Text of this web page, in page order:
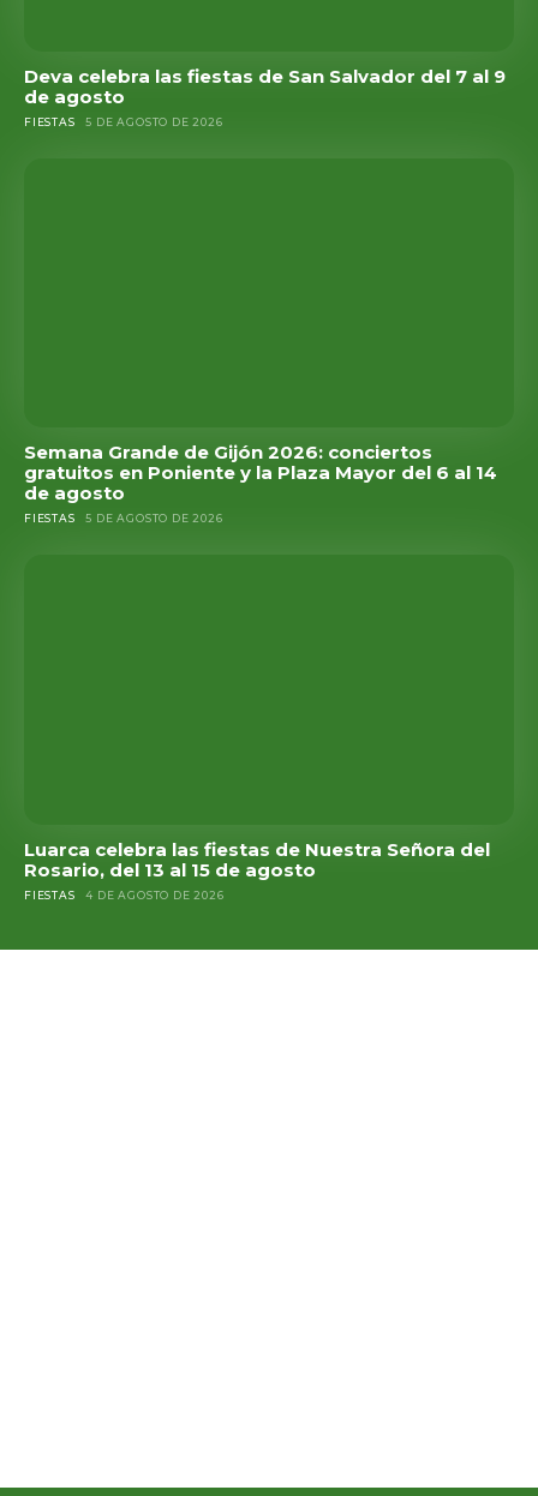
Deva celebra las fiestas de San Salvador del 7 al 9
de agosto
FIESTAS 5 DE AGOSTO DE 2026
Semana Grande de Gijón 2026: conciertos
gratuitos en Poniente y la Plaza Mayor del 6 al 14
de agosto
FIESTAS 5 DE AGOSTO DE 2026
Luarca celebra las fiestas de Nuestra Señora del
Rosario, del 13 al 15 de agosto
FIESTAS 4 DE AGOSTO DE 2026